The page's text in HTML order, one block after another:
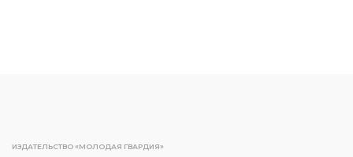
ИЗДАТЕЛЬСТВО «МОЛОДАЯ ГВАРДИЯ»